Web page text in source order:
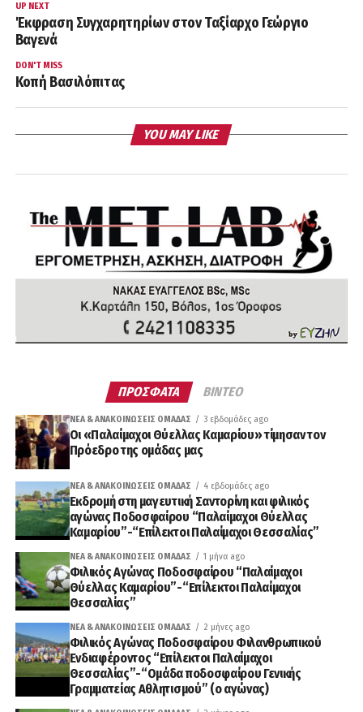
UP NEXT
Έκφραση Συγχαρητηρίων στον Ταξίαρχο Γεώργιο
Βαγενά
DON'T MISS
Κοπή Βασιλόπιτας
YOU MAY LIKE
ΠΡΟΣΦΑΤΑ ΒΙΝΤΕΟ
ΝΈΑ & ΑΝΑΚΟΙΝΏΣΕΙΣ ΟΜΆΔΑΣ 3 εβδομάδες ago
Οι «Παλαίμαχοι Θύελλας Καμαρίου» τίμησαν τον
Πρόεδρο της ομάδας μας
ΝΈΑ & ΑΝΑΚΟΙΝΏΣΕΙΣ ΟΜΆΔΑΣ 4 εβδομάδες ago
Εκδρομή στη μαγευτική Σαντορίνη και φιλικός
αγώνας Ποδοσφαίρου “Παλαίμαχοι Θύελλας
Καμαρίου”-“Επίλεκτοι Παλαίμαχοι Θεσσαλίας”
ΝΈΑ & ΑΝΑΚΟΙΝΏΣΕΙΣ ΟΜΆΔΑΣ 1 μήνα ago
Φιλικός Αγώνας Ποδοσφαίρου “Παλαίμαχοι
Θύελλας Καμαρίου”-“Επίλεκτοι Παλαίμαχοι
Θεσσαλίας”
ΝΈΑ & ΑΝΑΚΟΙΝΏΣΕΙΣ ΟΜΆΔΑΣ 2 μήνες ago
Φιλικός Αγώνας Ποδοσφαίρου Φιλανθρωπικού
Ενδιαφέροντος “Επίλεκτοι Παλαίμαχοι
Θεσσαλίας”-“Ομάδα ποδοσφαίρου Γενικής
Γραμματείας Αθλητισμού” (ο αγώνας)